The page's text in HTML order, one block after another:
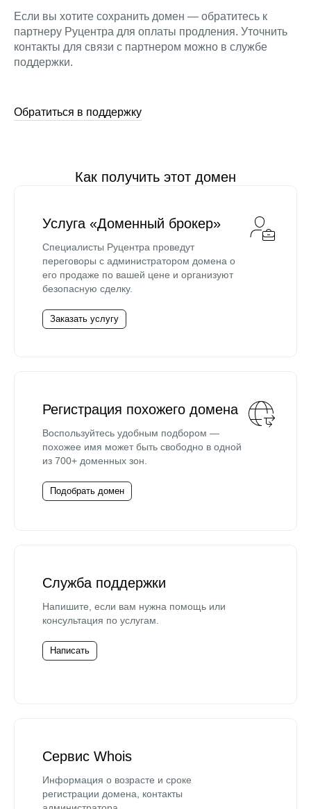
Если вы хотите сохранить домен — обратитесь к
партнеру Руцентра для оплаты продления. Уточнить
контакты для связи с партнером можно в службе
поддержки.
Обратиться в поддержку
Как получить этот домен
Услуга «Доменный брокер»
Специалисты Руцентра проведут
переговоры с администратором домена о
его продаже по вашей цене и организуют
безопасную сделку.
Заказать услугу
Регистрация похожего домена
Воспользуйтесь удобным подбором —
похожее имя может быть свободно в одной
из 700+ доменных зон.
Подобрать домен
Служба поддержки
Напишите, если вам нужна помощь или
консультация по услугам.
Написать
Сервис Whois
Информация о возрасте и сроке
регистрации домена, контакты